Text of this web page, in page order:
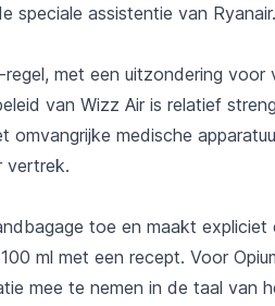
speciale assistentie van Ryanair.
met een uitzondering voor
van Wizz Air is relatief
omvangrijke medische
vertrek.
toe en maakt
ml met een recept. Voor
mee te nemen in de taal van